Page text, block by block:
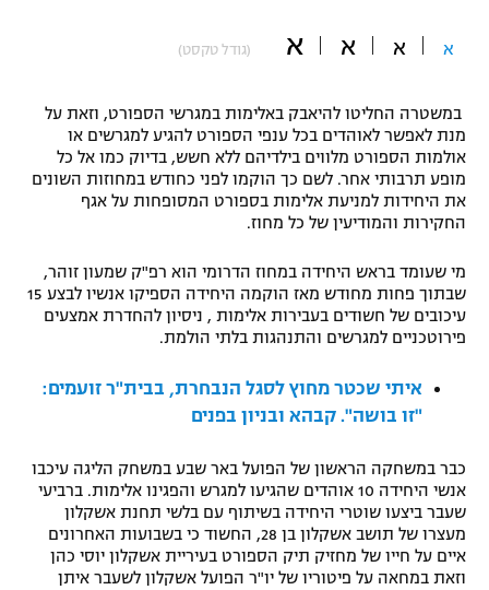
משתתפים וזוכים בפרסים
תקנון משתתפים וזוכים בפרסים
תקנון עבור פעילות אלקטרה
תקנון עבור פעילות ספורט 1 – "מרלן"
טניס
תנאי שימוש
מדיניות פרטיות
תקנון פעילות ספורט 1
רשיון להקרנה פומבית לבית עסק
הצטרפות לחבילת הערוצים
אופניים
כדורמים
פוטבול אמריקאי NFL
ספורט אתגרי ואקסטרים
גיימינג E-Sports
א א א א (גודל טקסט)
במשטרה החליטו להיאבק באלימות במגרשי הספורט, וזאת על
מנת לאפשר לאוהדים בכל ענפי הספורט להגיע למגרשים או
אולמות הספורט מלווים בילדיהם ללא חשש, בדיוק כמו אל כל
מופע תרבותי אחר. לשם כך הוקמו לפני כחודש במחוזות השונים
את היחידות למניעת אלימות בספורט המסופחות על אגף
החקירות והמודיעין של כל מחוז.
מי שעומד בראש היחידה במחוז הדרומי הוא רפ"ק שמעון זוהר,
שבתוך פחות מחודש מאז הוקמה היחידה הספיקו אנשיו לבצע 15
עיכובים של חשודים בעבירות אלימות , ניסיון להחדרת אמצעים
פירוטכניים למגרשים והתנהגות בלתי הולמת.
איתי שכטר מחוץ לסגל הנבחרת, בבית"ר זועמים:
"זו בושה". קבהא ובניון בפנים
כבר במשחקה הראשון של הפועל באר שבע במשחק הליגה עיכבו
אנשי היחידה 10 אוהדים שהגיעו למגרש והפגינו אלימות. ברביעי
שעבר ביצעו שוטרי היחידה בשיתוף עם בלשי תחנת אשקלון
מעצרו של תושב אשקלון בן 28, החשוד כי בשבועות האחרונים
איים על חייו של מחזיק תיק הספורט בעיריית אשקלון יוסי כהן
וזאת במחאה על פיטוריו של יו"ר הפועל אשקלון לשעבר איתן